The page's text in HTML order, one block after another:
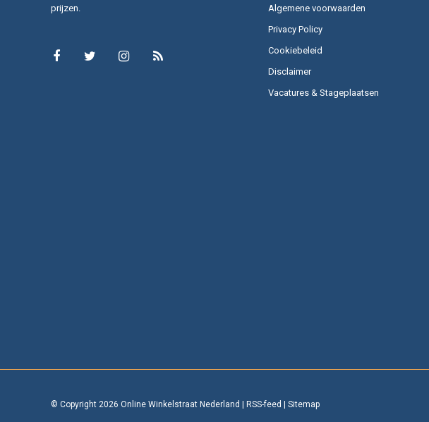
prijzen.
Algemene voorwaarden
Privacy Policy
Cookiebeleid
Disclaimer
Vacatures & Stageplaatsen
© Copyright 2026 Online Winkelstraat Nederland | RSS-feed | Sitemap